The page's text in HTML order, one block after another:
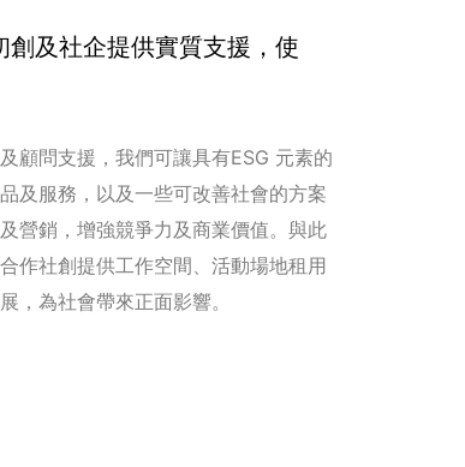
創及社企提供實質支援，使
顧問支援，我們可讓具有ESG 元素的
及服務，以及一些可改善社會的方案
營銷，增強競爭力及商業價值。與此
作社創提供工作空間、活動場地租用
，為社會帶來正面影響。